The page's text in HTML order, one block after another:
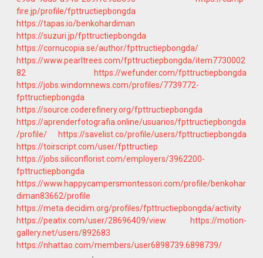
fire.jp/profile/fpttructiepbongda
https://tapas.io/benkohardiman
https://suzuri.jp/fpttructiepbongda
https://cornucopia.se/author/fpttructiepbongda/
https://www.pearltrees.com/fpttructiepbongda/item7730002
82
https://wefunder.com/fpttructiepbongda
https://jobs.windomnews.com/profiles/7739772-
fpttructiepbongda
https://source.coderefinery.org/fpttructiepbongda
https://aprenderfotografia.online/usuarios/fpttructiepbongda
/profile/
https://savelist.co/profile/users/fpttructiepbongda
https://toirscript.com/user/fpttructiep
https://jobs.siliconflorist.com/employers/3962200-
fpttructiepbongda
https://www.happycampersmontessori.com/profile/benkohar
diman83662/profile
https://meta.decidim.org/profiles/fpttructiepbongda/activity
https://peatix.com/user/28696409/view
https://motion-
gallery.net/users/892683
https://nhattao.com/members/user6898739.6898739/